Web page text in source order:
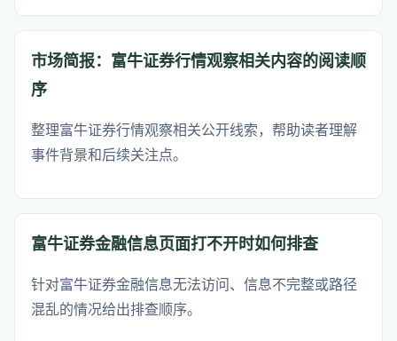
市场简报：富牛证券行情观察相关内容的阅读顺
序
整理富牛证券行情观察相关公开线索，帮助读者理解
事件背景和后续关注点。
富牛证券金融信息页面打不开时如何排查
针对富牛证券金融信息无法访问、信息不完整或路径
混乱的情况给出排查顺序。